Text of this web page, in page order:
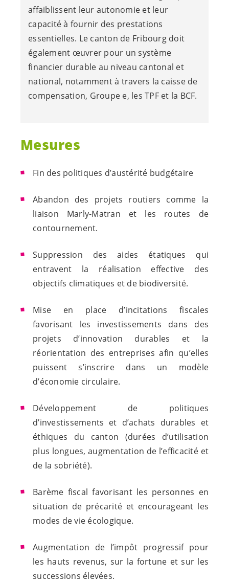
affaiblissent leur autonomie et leur
capacité à fournir des prestations
essentielles. Le canton de Fribourg doit
également œuvrer pour un système
financier durable au niveau cantonal et
national, notamment à travers la caisse de
compensation, Groupe e, les TPF et la BCF.
Mesures
Fin des politiques d’austérité budgétaire
Abandon des projets routiers comme la
liaison Marly-Matran et les routes de
contournement.
Suppression des aides étatiques qui
entravent la réalisation effective des
objectifs climatiques et de biodiversité.
Mise en place d’incitations fiscales
favorisant les investissements dans des
projets d’innovation durables et la
réorientation des entreprises afin qu’elles
puissent s’inscrire dans un modèle
d’économie circulaire.
Développement de politiques
d’investissements et d’achats durables et
éthiques du canton (durées d’utilisation
plus longues, augmentation de l’efficacité et
de la sobriété).
Barème fiscal favorisant les personnes en
situation de précarité et encourageant les
modes de vie écologique.
Augmentation de l’impôt progressif pour
les hauts revenus, sur la fortune et sur les
successions élevées.